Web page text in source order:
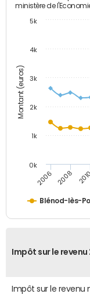
Montant (euros)
ministère de
Blénod-lès-
2006 2008
0k
1k
2k
3k
4k
5k
Impôt sur le revenu
Impôt sur le revenu